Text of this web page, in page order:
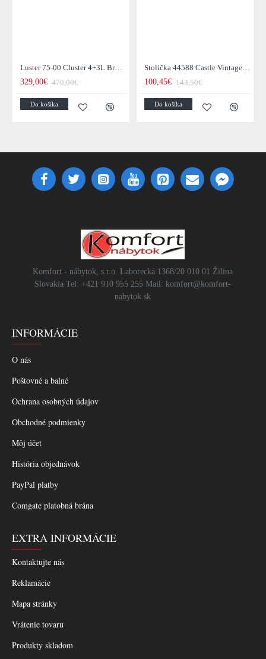
Luster 75-00 Cluster 4+3L Brown + Jantar Glass
329,00€ 470,00€
Do košíka
Stolička 44588 Castle Vintage Black
100,45€ 143,50€
Do košíka
Komfort - nábytok, s.r.o. Laborecká 1368/20 010 01 Žilina
Slovakia Tel: +421 910 955 255 Mail: komfort@komfort-
nabytok.sk
INFORMÁCIE
O nás
Poštovné a balné
Ochrana osobných údajov
Obchodné podmienky
Môj účet
História objednávok
PayPal platby
Comgate platobná brána
EXTRA INFORMÁCIE
Kontaktujte nás
Reklamácie
Mapa stránky
Vrátenie tovaru
Produkty skladom